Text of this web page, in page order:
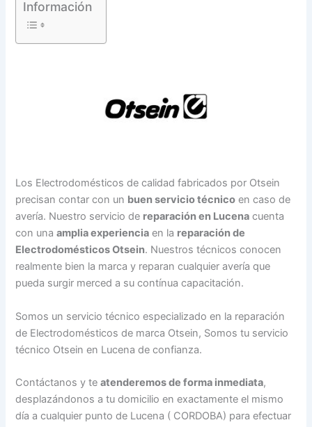
Información
Los Electrodomésticos de calidad fabricados por Otsein
precisan contar con un buen servicio técnico en caso de
avería. Nuestro servicio de reparación en Lucena cuenta
con unaamplia experiencia en la reparación de
Electrodomésticos Otsein. Nuestros técnicos conocen
realmente bien la marca y reparan cualquier avería que
pueda surgir merced a su contínua capacitación.
Somos un servicio técnico especializado en la reparación
de Electrodomésticos de marca Otsein, Somos tu servicio
técnico Otsein en Lucena de confianza.
Contáctanos y teatenderemos de forma inmediata,
desplazándonos a tu domicilio en exactamente el mismo
día a cualquier punto de Lucena ( CORDOBA) para efectuar